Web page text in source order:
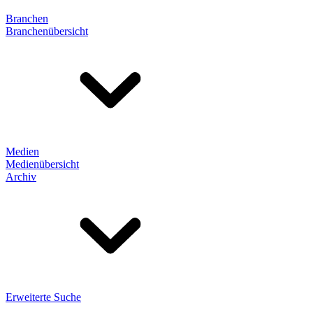
Branchen
Branchenübersicht
Medien
Medienübersicht
Archiv
Erweiterte Suche